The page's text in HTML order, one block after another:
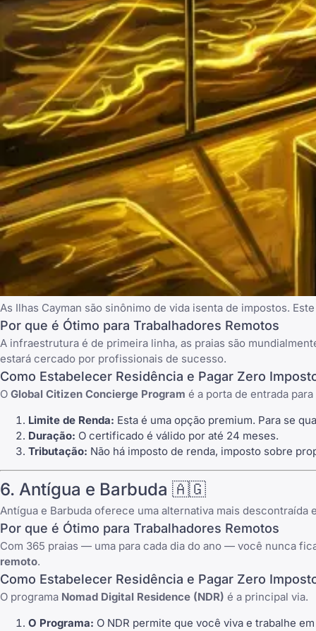
As Ilhas Cayman são sinônimo de vida isenta de impostos.
Por que é Ótimo para Trabalhadores Remotos
A infraestrutura é de primeira linha, as praias são
estará cercado por profissionais de sucesso.
Como Estabelecer Residência e Pagar Zero
O Global Citizen Concierge Program é a porta de entrada
Limite de Renda: Esta é uma opção premium. Para se
Duração: O certificado é válido por até 24 meses.
Tributação: Não há imposto de renda, imposto sobre
6. Antígua e Barbuda 🇦🇬
Antígua e Barbuda oferece uma alternativa mais
Por que é Ótimo para Trabalhadores Remotos
Com 365 praias — uma para cada dia do ano — você nunca
remoto.
Como Estabelecer Residência e Pagar Zero
O programa Nomad Digital Residence (NDR) é a principal via.
O Programa: O NDR permite que você viva e trabalhe